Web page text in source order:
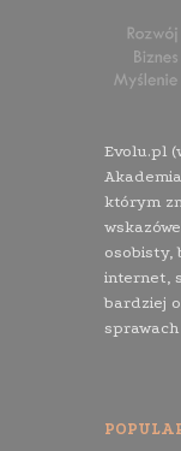
Evolu.pl
którym
osobisty,
internet,
bardziej